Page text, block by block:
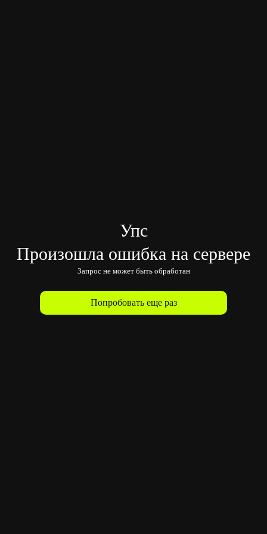
Упс
Произошла ошибка на сервере
Запрос не может быть обработан
Попробовать еще раз